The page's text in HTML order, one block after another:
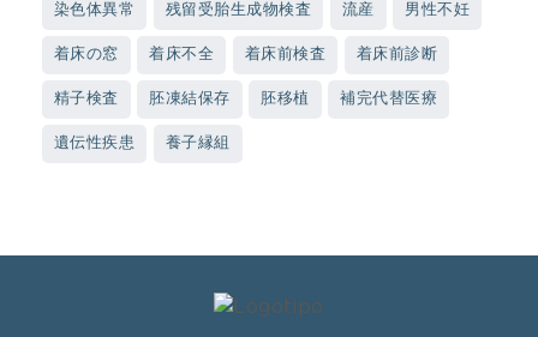
染色体異常 残留受胎生成物検査 流産 男性不妊
着床の窓 着床不全 着床前検査 着床前診断
精子検査 胚凍結保存 胚移植 補完代替医療
遺伝性疾患 養子縁組